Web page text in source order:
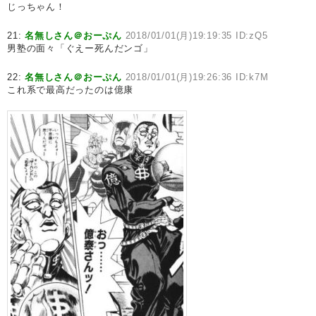
じっちゃん！
21:名無しさん＠おーぷん 2018/01/01(月)19:19:35 ID:zQ5
男塾の面々「ぐえー死んだンゴ」
22:名無しさん＠おーぷん 2018/01/01(月)19:26:36 ID:k7M
これ系で最高だったのは億康